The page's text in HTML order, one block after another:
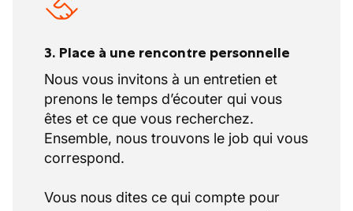
3. Place à une rencontre personnelle
Nous vous invitons à un entretien et
prenons le temps d’écouter qui vous
êtes et ce que vous recherchez.
Ensemble, nous trouvons le job qui vous
correspond.
Vous nous dites ce qui compte pour